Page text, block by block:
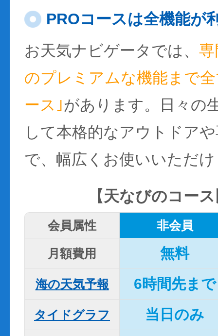
PROコースは全機能が
お天気ナビゲータでは、
のプレミアムな機能まで
ース｣があります。日々の
して本格的なアウトドア
で、幅広くお使いいただ
【天なびのコー
会員属性 非会員
月額費用 無料
海の天気予報 6時間先まで
タイドグラフ 当日のみ